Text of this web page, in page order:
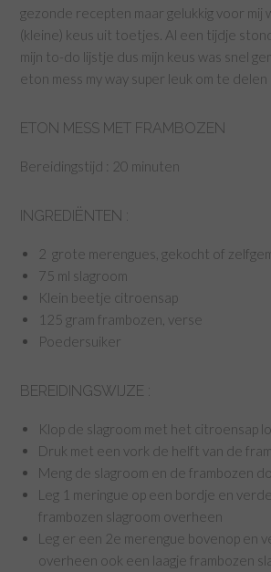
gezonde recepten maar gelukkig voor mij
(kleine) keus uit toetjes. Al een tijdje
mijn to-do lijstje dus mijn keus was snel
eton mess my way super leuk om te delen
ETON MESS MET FRAMBOZEN
Bereidingstijd : 20 minuten
INGREDIËNTEN :
2 grote merengues, gekocht of
75 ml slagroom
Klein beetje citroensap
125 gram frambozen, verse
Poedersuiker
BEREIDINGSWIJZE :
Klop de slagroom met het citroensap
Druk met een vork de helft van de
Meng de slagroom en de frambozen
Leg 1 meringue op een bordje en
frambozen slagroom overheen
Leg er een 2e merengue bovenop en
overheen ook een laagje frambozen